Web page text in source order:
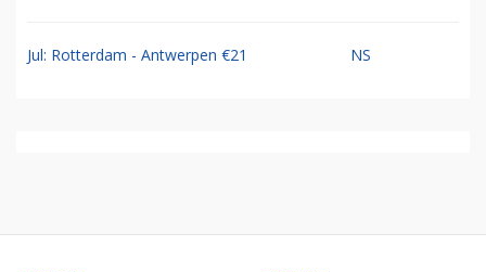
Jul: Rotterdam - Antwerpen €21 NS